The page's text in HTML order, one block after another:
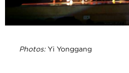
Photos: Yi Yonggang